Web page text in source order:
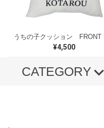
¥4,500
CATEGORY